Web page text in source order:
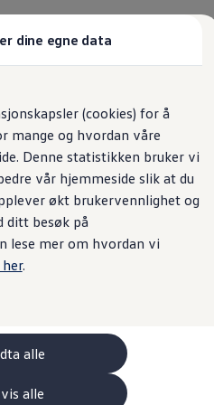
dine egne data
(cookies) for å
mange og hvordan våre
Denne statistikken bruker vi
vår hjemmeside slik at du
økt brukervennlighet og
ditt besøk på
lese mer om hvordan vi
.
alle
alle